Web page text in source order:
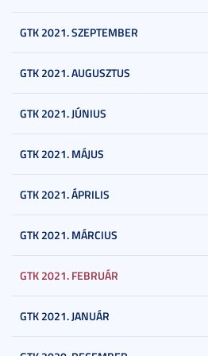
GTK 2021. SZEPTEMBER
GTK 2021. AUGUSZTUS
GTK 2021. JÚNIUS
GTK 2021. MÁJUS
GTK 2021. ÁPRILIS
GTK 2021. MÁRCIUS
GTK 2021. FEBRUÁR
GTK 2021. JANUÁR